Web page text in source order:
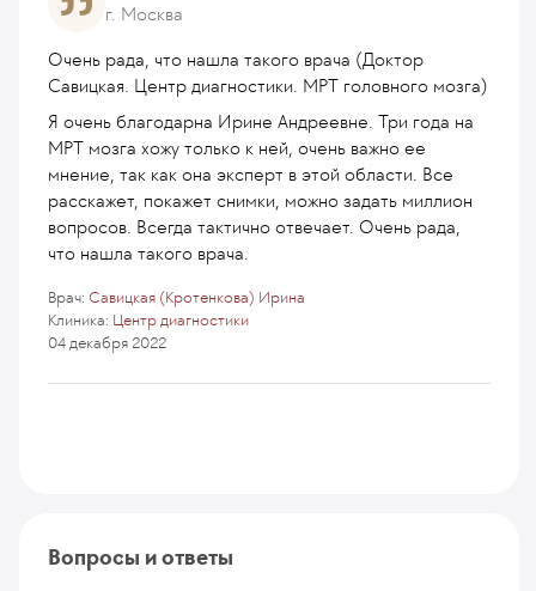
г. Москва
Очень рада, что нашла такого врача (Доктор
Савицкая. Центр диагностики. МРТ головного мозга)
Я очень благодарна Ирине Андреевне. Три года на
МРТ мозга хожу только к ней, очень важно ее
мнение, так как она эксперт в этой области. Все
расскажет, покажет снимки, можно задать миллион
вопросов. Всегда тактично отвечает. Очень рада,
что нашла такого врача.
Клиника: Центр диагностики
Врач: Савицкая (Кротенкова) Ирина
04 декабря 2022
Вопросы и ответы